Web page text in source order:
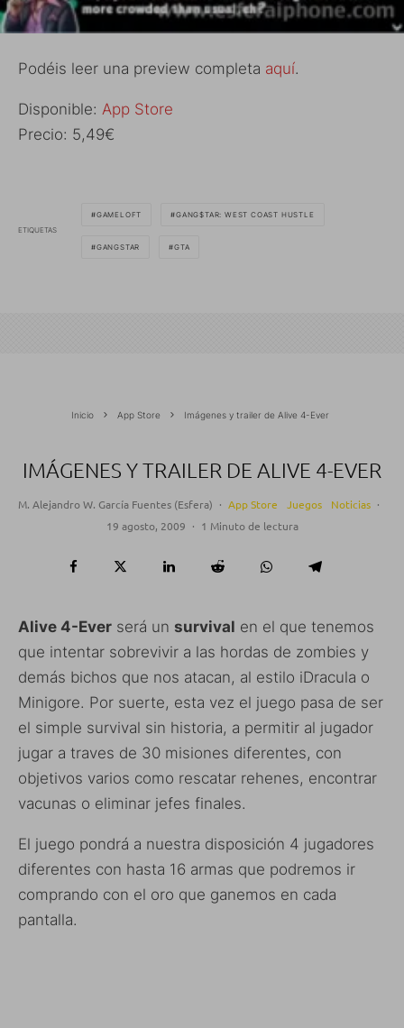
Podéis leer una preview completa aquí.
Disponible: App Store
Precio: 5,49€
ETIQUETAS
GAMELOFT GANG$TAR: WEST COAST HUSTLE
GANGSTAR GTA
Inicio App Store Imágenes y trailer de Alive 4-Ever
IMÁGENES Y TRAILER DE ALIVE 4-EVER
M. Alejandro W. García Fuentes (Esfera) · App Store Juegos Noticias ·
19 agosto, 2009 · 1 Minuto de lectura
Alive 4-Ever será un survival en el que tenemos
que intentar sobrevivir a las hordas de zombies y
demás bichos que nos atacan, al estilo iDracula o
Minigore. Por suerte, esta vez el juego pasa de ser
el simple survival sin historia, a permitir al jugador
jugar a traves de 30 misiones diferentes, con
objetivos varios como rescatar rehenes, encontrar
vacunas o eliminar jefes finales.
El juego pondrá a nuestra disposición 4 jugadores
diferentes con hasta 16 armas que podremos ir
comprando con el oro que ganemos en cada
pantalla.